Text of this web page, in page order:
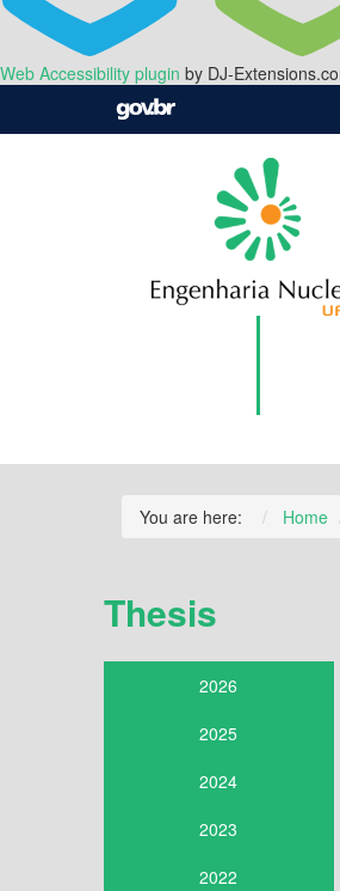
Web Accessibility plugin by DJ-
You are here: Home
Thesis
2026
2025
2024
2023
2022